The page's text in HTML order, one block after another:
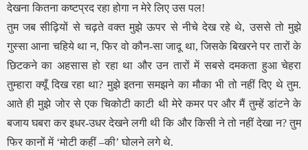
देखना कितना कष्टप्रद रहा होगा न मेरे लिए उस पल!
तुम जब सीढ़ियों से चढ़ते वक्त मुझे ऊपर से नीचे देख रहे थे, उससे तो मुझे
गुस्सा आना चहिये था न, फिर वो कौन-सा जादू था, जिसके बिखरने पर तारों के
छिटकने का अहसास हो रहा था और उन तारों में सबसे दमकता हुआ चेहरा
तुम्हारा क्यूँ दिख रहा था? मुझे इतना समझने का मौका भी तो नहीं दिए थे तुम.
आते ही मुझे जोर से एक चिकोटी काटी थी मेरे कमर पर और मैं तुम्हें डांटने के
बजाय घबरा कर इधर-उधर देखने लगी थी कि और किसी ने तो नहीं देखा न? तुम
फिर कानों में ‘मोटी कहीं –की’ घोलने लगे थे.